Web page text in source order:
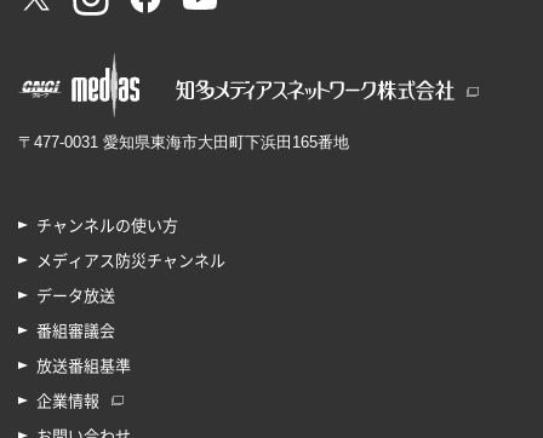
〒477-0031 愛知県東海市大田町下浜田165番地
チャンネルの使い方
メディアス防災チャンネル
データ放送
番組審議会
放送番組基準
企業情報